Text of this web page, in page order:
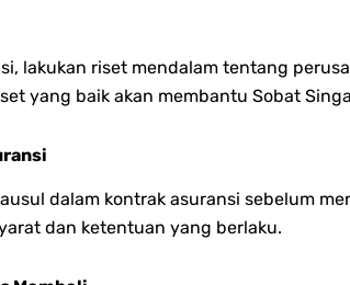
lakukan riset mendalam tentang
yang baik akan membantu Sobat
dalam kontrak asuransi sebelum
dan ketentuan yang berlaku.